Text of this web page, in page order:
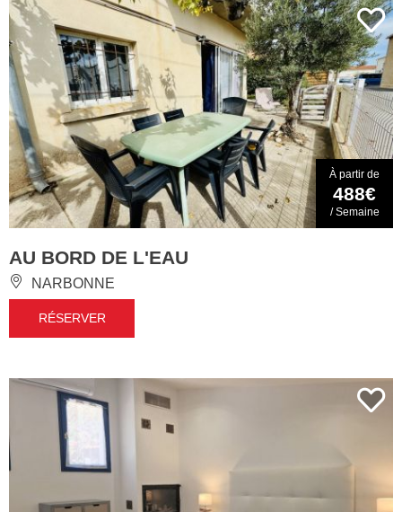
À partir de
488€
/ Semaine
AU BORD DE L'EAU
NARBONNE
RÉSERVER